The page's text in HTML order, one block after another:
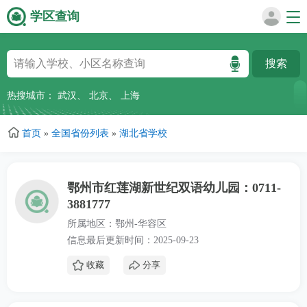
到
主
要
容
学区查询
热搜城市： 武汉 、 北京、 上海
首页 » 全国省份列表 » 湖北省学校
鄂州市红莲湖新世纪双语幼儿园：0711-
3881777
所属地区：鄂州-华容区
信息最后更新时间：2025-09-23
收藏 分享